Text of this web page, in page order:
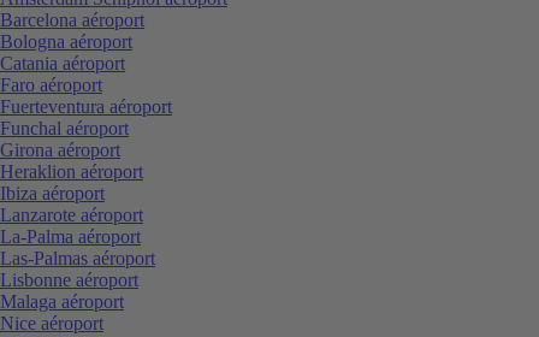
Barcelona aéroport
Bologna aéroport
Catania aéroport
Faro aéroport
Fuerteventura aéroport
Funchal aéroport
Girona aéroport
Heraklion aéroport
Ibiza aéroport
Lanzarote aéroport
La-Palma aéroport
Las-Palmas aéroport
Lisbonne aéroport
Malaga aéroport
Nice aéroport